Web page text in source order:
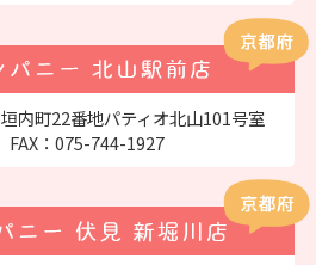
内町22番地パティオ北山101号室
FAX：075-744-1927